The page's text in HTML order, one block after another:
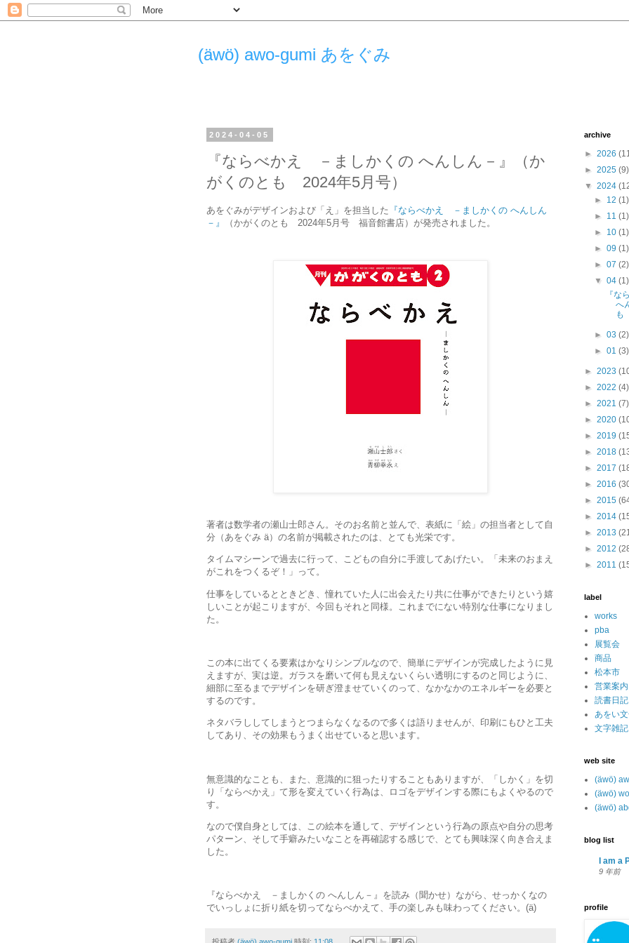
(äwö) awo-gumi あをぐみ
2024-04-05
『ならべかえ －ましかくの へんしん－』（か
がくのとも 2024年5月号）
あをぐみがデザインおよび「え」を担当した 『ならべかえ －ましかくの へんしん
－』
（かがくのとも 2024年5月号 福音館書店）が発売されました。
著者は数学者の瀬山士郎さん。そのお名前と並んで、表紙に「絵」の担当者として自
分（あをぐみ ä）の名前が掲載されたのは、とても光栄です。
タイムマシーンで過去に行って、こどもの自分に手渡してあげたい。「未来のおまえ
がこれをつくるぞ！」って。
仕事をしているとときどき、憧れていた人に出会えたり共に仕事ができたりという嬉
しいことが起こりますが、今回もそれと同様。これまでにない特別な仕事になりまし
た。
この本に出てくる要素はかなりシンプルなので、簡単にデザインが完成したように見
えますが、実は逆。ガラスを磨いて何も見えないくらい透明にするのと同じように、
細部に至るまでデザインを研ぎ澄ませていくのって、なかなかのエネルギーを必要と
するのです。
ネタバラししてしまうとつまらなくなるので多くは語りませんが、印刷にもひと工夫
してあり、その効果もうまく出せていると思います。
無意識的なことも、また、意識的に狙ったりすることもありますが、「しかく」を切
り「ならべかえ」て形を変えていく行為は、ロゴをデザインする際にもよくやるので
す。
なので僕自身としては、この絵本を通して、デザインという行為の原点や自分の思考
パターン、そして手癖みたいなことを再確認する感じで、とても興味深く向き合えま
した。
『ならべかえ －ましかくの へんしん－』を読み（聞かせ）ながら、せっかくなの
でいっしょに折り紙を切ってならべかえて、手の楽しみも味わってください。(ä)
archive
► 2026
► 2025 (9)
▼ 2024
► 12(1)
► 11(1)
► 10(1)
►09(1)
►07(2)
▼04(1)
『な
へ
も
►03(2)
►01(3)
► 2023
► 2022 (4)
► 2021 (7)
► 2020
► 2019
► 2018
► 2017
► 2016
► 2015
► 2014
► 2013
► 2012
► 2011
label
works
pba
展覧会
商品
松本市
営業案内
読書日記
あをい
文字雑記
web site
(äwö)
(äwö)
(äwö)
blog list
I am a
9 年前
profile